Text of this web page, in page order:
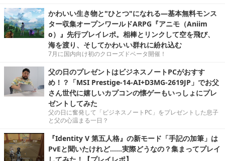
かわいい生き物と"ひとつ"になれる―基本無料モンス
ター収集オープンワールドARPG『アニモ（Aniim
o）』先行プレイレポ。相棒とリンクして空を飛び、
海を渡り、そしてかわいい群れに紛れ込む
7月に国内向け初のクローズドベータ開催！
父の日のプレゼントはビジネスノートPCがおすす
め！？「MSI Prestige-14-AI+D3MG-2619JP」でお父
さん世代に嬉しいカプコンの懐ゲーもいっしょにプレ
ゼントしてみた
父の日に奮発して「ビジネスノートPC」をプレゼントした息子
と父の心温まる一日？
『Identity V 第五人格』の新モード「手記の加筆」は
PvEと聞いたけれど……実際どうなの？集まってプレイ